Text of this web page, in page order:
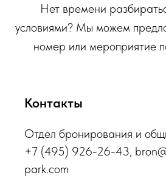
Нет времени
условиями? Мы можем
номер или мероприятие
Контакты
Отдел бронирования и
+7 (495) 926-26-43,
park.com